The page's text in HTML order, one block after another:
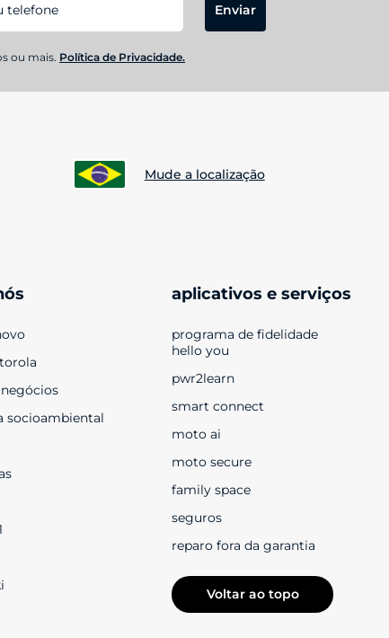
Enviar
ou mais. Política de Privacidade.
Mude a localização
socioambiental
aplicativos e serviços
programa de fidelidade
hello you
pwr2learn
smart connect
moto ai
moto secure
family space
seguros
reparo fora da garantia
Voltar ao topo